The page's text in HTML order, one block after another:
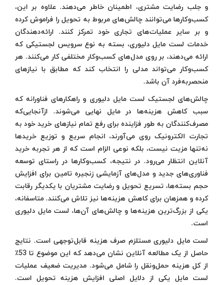
و جلب رضایت مشتری، اطمینان خاطر می‌دهند. علاوه بر این،
کسب‌وکارها می‌توانند چالش‌های مربوط به تحویل را فراموش کرده
و بر سایر عملیات‌های تجاری خود تمرکز کنند. ارائه‌دهندگان
خدمات لست مایل دلیوری، بسته به نوع سرویس لجستیکی که
ارائه می‌دهند، بر روی مدل‌های کسب‌وکار مختلفی کار می‌کنند. هر
کسب‌وکار می‌تواند مدلی را انتخاب کند که مطابق با نیازهای
منحصربه‌فرد آن باشد.
چالش‌های لجستیک لست مایل دلیوری و راهکارهای فناورانه که
سبب کاهش هزینه‌ها در مایل نهایی می‌شوند. ازآنجایی‌که
مصرف‌کنندگان به طور فزاینده برای رفع تمام نیازهای خرید خود به
تجارت الکترونیک روی می‌آورند، انجام سریع و توزیع خریدها
نه‌تنها مزیت نیست، بلکه نوعی الزام است که از هر تجربه خرید
آنلاین انتظار می‌رود. در نتیجه، کسب‌وکارها در راستای توسعه
فناوری‌های جدید و مدل‌های آزمایشی زنجیره تامین برای افزایش
حجم بسته‌ها، تسریع تحویل و رضایت مشتریان با یکدیگر رقابت
کرده و همزهان برای کاهش هزینه‌ها نیز تلاش می‌کنند. متاسفانه،
یکی از بزرگ‌ترین هزینه‌ها و چالش‌های آن‌ها، لست مایل دلیوری
است.
لست مایل دلیوری مستلزم صرف هزینه قابل‌توجهی است. نتایج
حاصل از یک مطالعه آنلاین نشان می‌دهد که این موضوع تا 53٪
از کل هزینه حمل‌ونقل را شامل می‌شود. مدیریت ضعیف عملیات
لست مایل یکی از دلایل اصلی افزایش هزینه تحویل است.